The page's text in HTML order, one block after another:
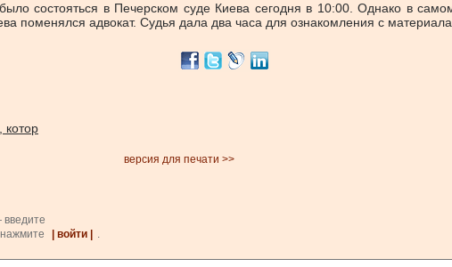
состояться в Печерском суде Киева сегодня в 10:00. Однако в
поменялся адвокат. Судья дала два часа для ознакомления с
котор
версия для печати >>
введите
| войти |
.